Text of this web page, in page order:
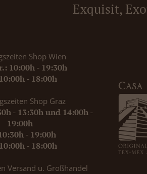
Exquisit,
Shop Wien
10:00h - 19:30h
- 18:00h
Shop Graz
- 13:30h und 14:00h -
19:00h
- 19:00h
- 18:00h
Versand u. Großhandel